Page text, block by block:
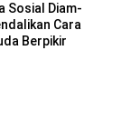
Sosial Diam-
Cara
Berpikir